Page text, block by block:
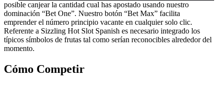
posible canjear la cantidad cual has apostado usando nuestro
dominación “Bet One”. Nuestro botón “Bet Max” facilita
emprender el número principio vacante en cualquier solo clic.
Referente a Sizzling Hot Slot Spanish es necesario integrado los
típicos símbolos de frutas tal como serían reconocibles alrededor del
momento.
Cómo Competir